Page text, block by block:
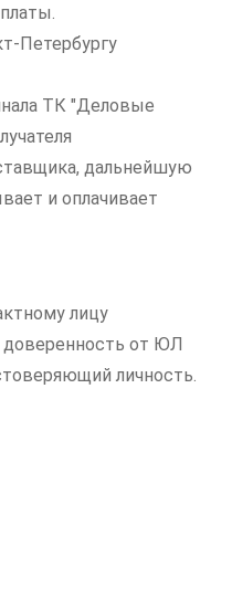
Петербургу
ТК "Деловые
дальнейшую
и оплачивает
лицу
доверенность от ЮЛ
личность.